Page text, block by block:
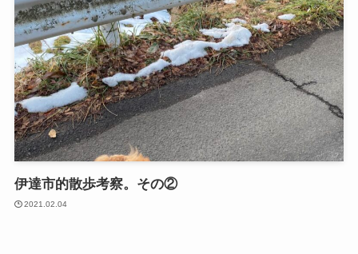
伊達市的散歩考察。その②
2021.02.04